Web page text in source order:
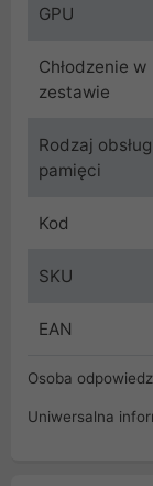
GPU
Chłodzenie w
zestawie
Rodzaj
pamięci
Kod
SKU
EAN
Osoba
Uniwersalna